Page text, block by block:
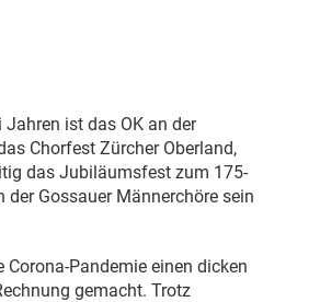
ist das OK an der
Chorfest Zürcher Oberland,
das Jubiläumsfest zum 175-
der Gossauer Männerchöre sein
Corona-Pandemie einen dicken
gemacht. Trotz